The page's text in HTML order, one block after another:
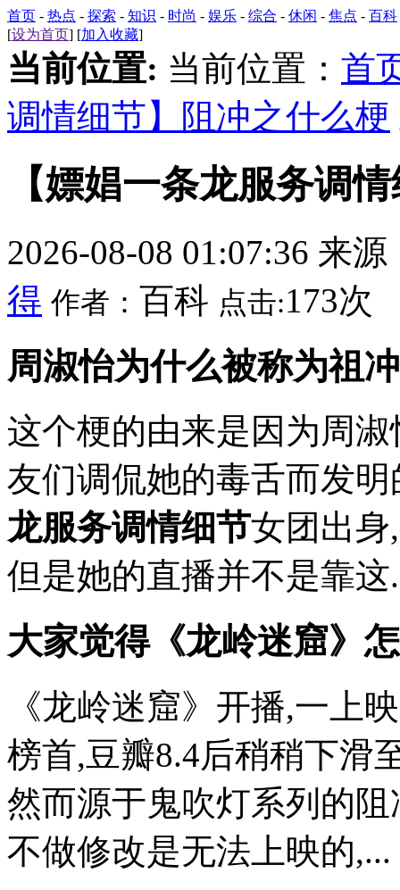
首页 - 热点 - 探索 - 知识 - 时尚 - 娱乐 - 综合 - 休闲 - 焦点 - 百科
[设为首页] [加入收藏]
当前位置: 当前位置： 首
调情细节】阻冲之什么梗
【嫖娼一条龙服务调
2026-08-08 01:07:36 来源
得 作者： 百科 点击:173次
周淑怡为什么被称为祖
这个梗的由来是因为周
友们调侃她的毒舌而发
龙服务调情细节女团出
但是她的直播并不是靠这
大家觉得《龙岭迷窟》
《龙岭迷窟》开播,一上
榜首,豆瓣8.4后稍稍下滑
然而源于鬼吹灯系列的阻
不做修改是无法上映的,...